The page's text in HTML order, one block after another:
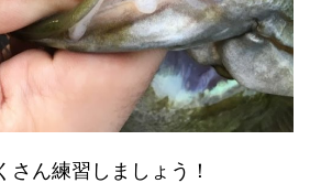
さん練習しましょう！